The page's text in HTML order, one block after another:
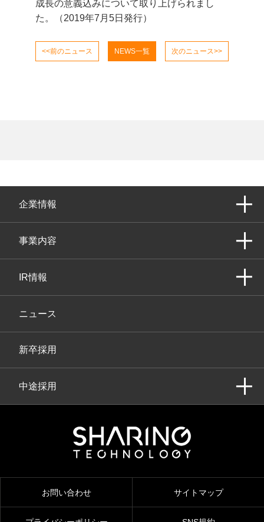
成長の意義込みについて取り上げられまし
た。（2019年7月5日発行）
<<前のニュース NEWS一覧 次のニュース>>
企業情報
事業内容
IR情報
ニュース
新卒採用
中途採用
お問い合わせ サイトマップ